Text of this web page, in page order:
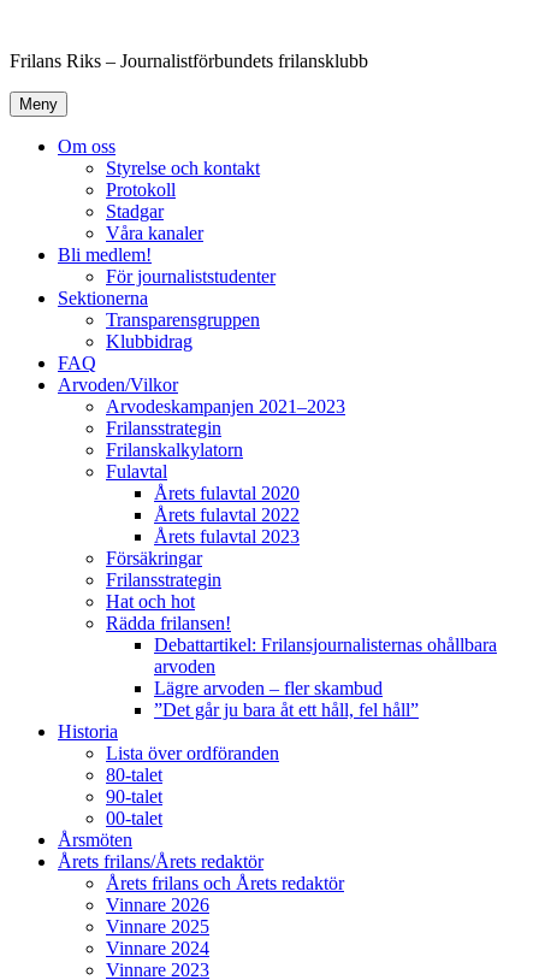
innehåll
Frilans Riks – Journalistförbundets frilansklubb
Meny
Om oss
Styrelse och kontakt
Protokoll
Stadgar
Våra kanaler
Bli medlem!
För journaliststudenter
Sektionerna
Transparensgruppen
Klubbidrag
FAQ
Arvoden/Vilkor
Arvodeskampanjen 2021–2023
Frilansstrategin
Frilanskalkylatorn
Fulavtal
Årets fulavtal 2020
Årets fulavtal 2022
Årets fulavtal 2023
Försäkringar
Frilansstrategin
Hat och hot
Rädda frilansen!
Debattartikel: Frilansjournalisternas ohållbara
arvoden
Lägre arvoden – fler skambud
”Det går ju bara åt ett håll, fel håll”
Historia
Lista över ordföranden
80-talet
90-talet
00-talet
Årsmöten
Årets frilans/Årets redaktör
Årets frilans och Årets redaktör
Vinnare 2026
Vinnare 2025
Vinnare 2024
Vinnare 2023